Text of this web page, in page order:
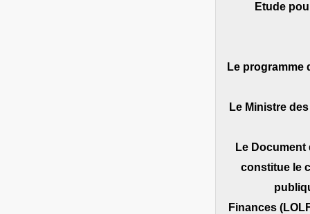
– Etude
Le programme
Le Ministre
Le Document
constitue le
Finances